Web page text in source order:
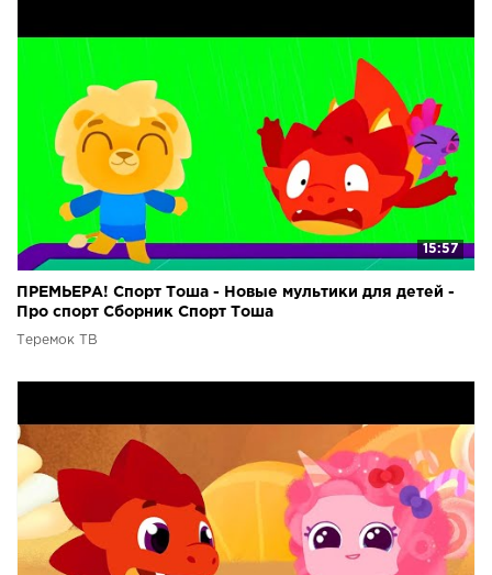
15:57
ПРЕМЬЕРА! Спорт Тоша - Новые мультики для детей -
Про спорт Сборник Спорт Тоша
Теремок ТВ